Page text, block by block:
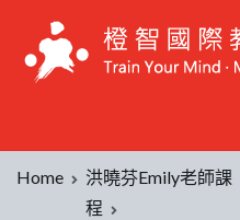
Home
洪曉芬Emily老師課
程